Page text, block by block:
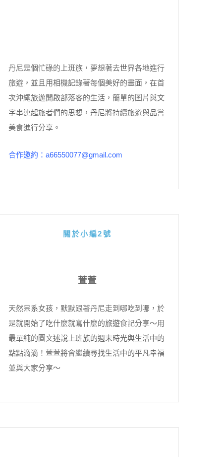
丹尼是個忙碌的上班族，夢想著去世界各地進行
旅遊，並且用相機記錄著每個美好的畫面，在首
次沖繩旅遊開啟部落客的生活，簡單的圖片與文
字串連起旅者們的思想，丹尼將持續旅遊與品嘗
美食進行分享。
合作邀約：a66550077@gmail.com
關於小編2號
萱萱
天然呆系女孩，默默跟著丹尼走到哪吃到哪，於
是就開始了吃什麼就寫什麼的旅遊食記分享～用
最單純的圖文述說上班族的週末時光與生活中的
點點滴滴！萱萱將會繼續尋找生活中的平凡幸福
並與大家分享～